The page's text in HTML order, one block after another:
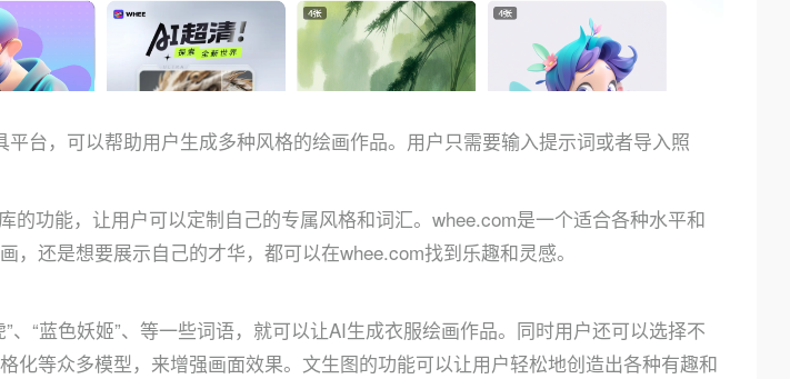
台，可以帮助用户生成多种风格的绘画作品。用户只需要输入提示词或者导入照
的功能，让用户可以定制自己的专属风格和词汇。whee.com是一个适合各种水平和
，还是想要展示自己的才华，都可以在whee.com找到乐趣和灵感。
、“蓝色妖姬”、等一些词语，就可以让AI生成衣服绘画作品。同时用户还可以选择不
化等众多模型，来增强画面效果。文生图的功能可以让用户轻松地创造出各种有趣和